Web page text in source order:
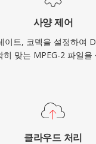
사양 제어
이트, 코덱을 설정하여
히 맞는 MPEG-2 파일을
클라우드 처리